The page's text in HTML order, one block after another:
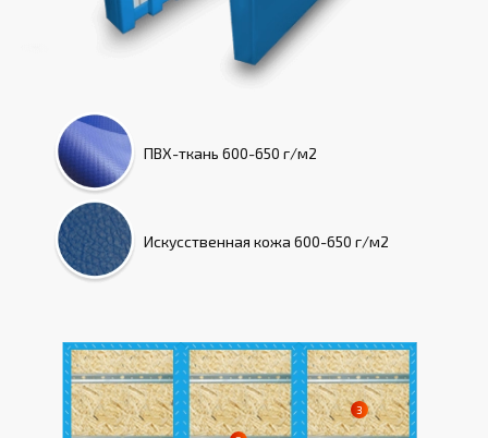
ПВХ-ткань 600-650 г/м2
Искусcтвенная кожа 600-650 г/м2